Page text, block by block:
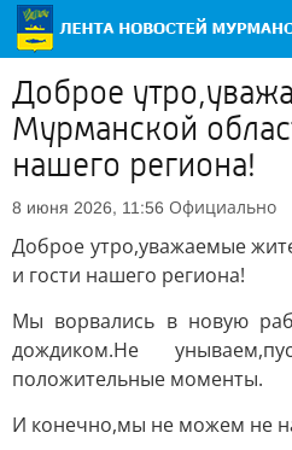
Доброе
Мурманской
нашего региона!
8 июня 2026, 11:56 Официально
Доброе утро,уважаемые
и гости нашего региона!
Мы ворвались в новую
дождиком.Не
положительные моменты.
И конечно,мы не можем не